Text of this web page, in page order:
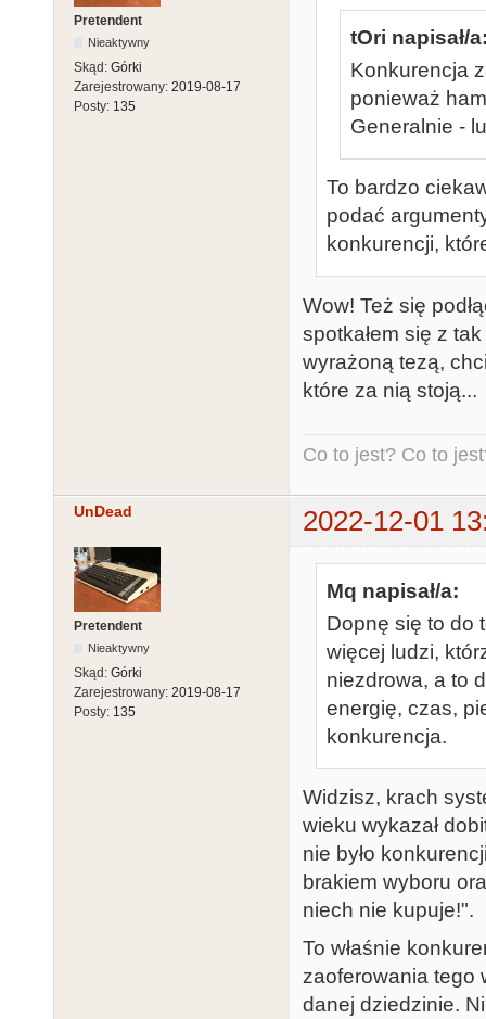
Pretendent
Nieaktywny
Skąd: Górki
Zarejestrowany: 2019-08-17
Posty: 135
tOri napisał/
Konkurencja
ponieważ
Generalnie -
To bardzo
podać
konkurencji,
Wow! Też się
spotkałem się z
wyrażoną tezą,
które za nią stoją...
Co to jest? Co to
UnDead 2022-12-01
Pretendent
Nieaktywny
Skąd: Górki
Zarejestrowany: 2019-08-17
Posty: 135
Mq napisał/a:
Dopnę się to do
więcej ludzi,
niezdrowa, a to
energię, czas,
konkurencja.
Widzisz, krach
wieku wykazał
nie było
brakiem wyboru
niech nie kupuje!".
To właśnie
zaoferowania tego
danej dziedzinie.